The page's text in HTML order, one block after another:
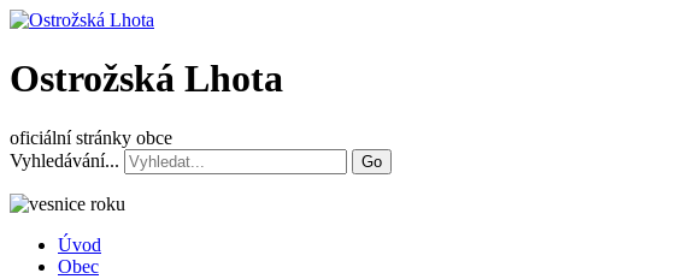
Ostrožská Lhota
oficiální stránky obce
Vyhledávání...
Go
Úvod
Obec